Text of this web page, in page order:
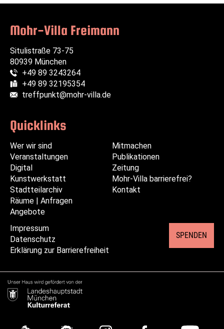
Mohr-Villa Freimann
Situlistraße 73-75
80939 München
Telefon:
+49 89 3243264
Fax:
+49 89 32195354
E-Mail:
treffpunkt@mohr-villa.de
Quicklinks
überspringen
Wer wir sind
Veranstaltungen
Digital
Kunstwerkstatt
Stadtteilarchiv
Räume | Anfragen
Angebote
überspringen
Mitmachen
Publikationen
Zeitung
Mohr-Villa barrierefrei?
Kontakt
Impressum
Datenschutz
Erklärung zur Barrierefreiheit
SPENDEN